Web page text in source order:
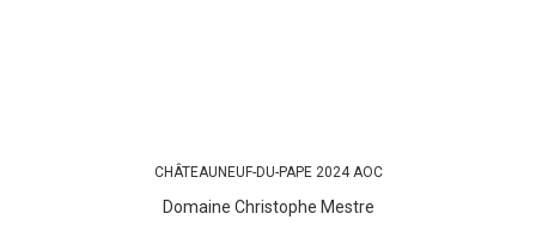
CHÂTEAUNEUF-DU-PAPE 2024 AOC
Domaine Christophe Mestre